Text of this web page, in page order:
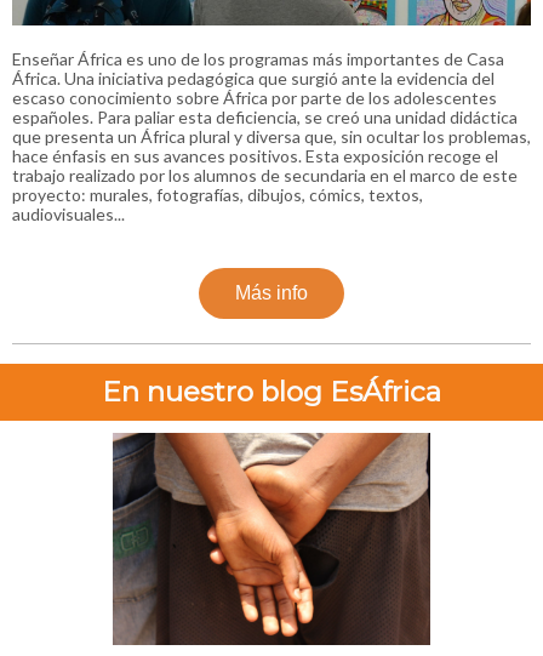
Enseñar África es uno de los programas más importantes de Casa
África. Una iniciativa pedagógica que surgió ante la evidencia del
escaso conocimiento sobre África por parte de los adolescentes
españoles. Para paliar esta deficiencia, se creó una unidad didáctica
que presenta un África plural y diversa que, sin ocultar los problemas,
hace énfasis en sus avances positivos. Esta exposición recoge el
trabajo realizado por los alumnos de secundaria en el marco de este
proyecto: murales, fotografías, dibujos, cómics, textos,
audiovisuales...
Más info
En nuestro blog EsÁfrica